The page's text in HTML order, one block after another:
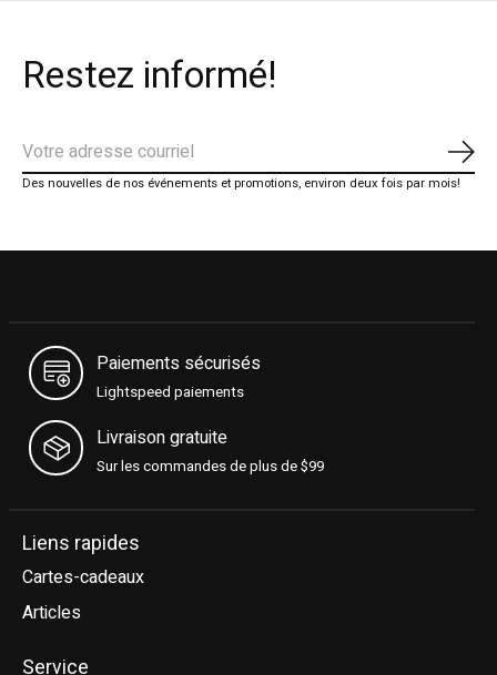
Restez informé!
Des nouvelles de nos événements et promotions, environ deux fois par mois!
Paiements sécurisés
Lightspeed paiements
Livraison gratuite
Sur les commandes de plus de $99
Liens rapides
Cartes-cadeaux
Articles
Service